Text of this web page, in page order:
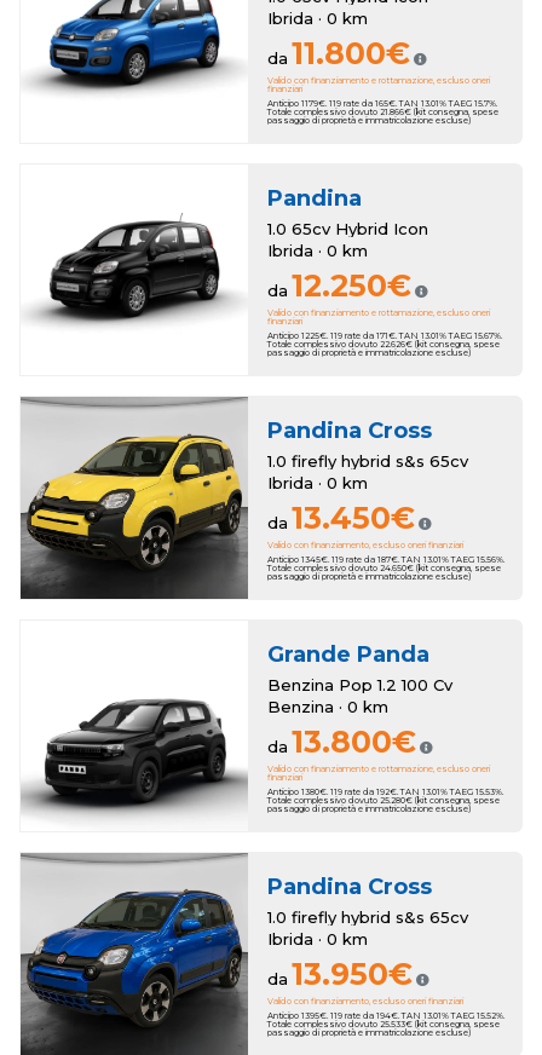
Ibrida · 0 km
da 11.800€
Valido con finanziamento e rottamazione, escluso oneri
finanziari
Anticipo 1179€. 119 rate da 165€. TAN 13.01% TAEG 15.7%.
Totale complessivo dovuto 21.866€ (kit consegna, spese
passaggio di proprietà e immatricolazione escluse)
Pandina
1.0 65cv Hybrid Icon
Ibrida · 0 km
da 12.250€
Valido con finanziamento e rottamazione, escluso oneri
finanziari
Anticipo 1225€. 119 rate da 171€. TAN 13.01% TAEG 15.67%.
Totale complessivo dovuto 22.626€ (kit consegna, spese
passaggio di proprietà e immatricolazione escluse)
Pandina Cross
1.0 firefly hybrid s&s 65cv
Ibrida · 0 km
da 13.450€
Valido con finanziamento, escluso oneri finanziari
Anticipo 1345€. 119 rate da 187€. TAN 13.01% TAEG 15.56%.
Totale complessivo dovuto 24.650€ (kit consegna, spese
passaggio di proprietà e immatricolazione escluse)
Grande Panda
Benzina Pop 1.2 100 Cv
Benzina · 0 km
da 13.800€
Valido con finanziamento e rottamazione, escluso oneri
finanziari
Anticipo 1380€. 119 rate da 192€. TAN 13.01% TAEG 15.53%.
Totale complessivo dovuto 25.280€ (kit consegna, spese
passaggio di proprietà e immatricolazione escluse)
Pandina Cross
1.0 firefly hybrid s&s 65cv
Ibrida · 0 km
da 13.950€
Valido con finanziamento, escluso oneri finanziari
Anticipo 1395€. 119 rate da 194€. TAN 13.01% TAEG 15.52%.
Totale complessivo dovuto 25.533€ (kit consegna, spese
passaggio di proprietà e immatricolazione escluse)